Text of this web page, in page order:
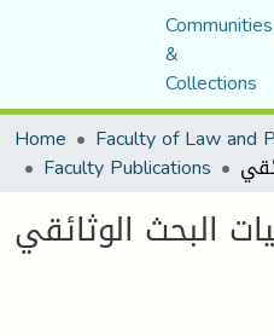
Communities
&
Collections
Home
Faculty Publications
البحث الوثائقي